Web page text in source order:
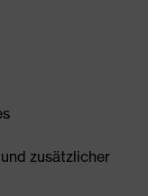
zusätzlicher